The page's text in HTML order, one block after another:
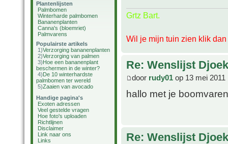
Plantenlijsten
Palmbomen
Winterharde palmbomen
Bananenplanten
Canna's (bloemriet)
Palmvarens
Populairste artikels
1)Verzorging bananenplanten
2)Verzorging van palmen
3)Hoe een bananenplant
beschermen in de winter?
4)De 10 winterhardste
palmbomen ter wereld
5)Zaaien van avocado
Handige pagina's
Exoten adressen
Veel gestelde vragen
Hoe foto's uploaden
Richtlijnen
Disclaimer
Link naar ons
Links
Grtz Bart.
Wil je mijn tuin zien klik dan
Re: Wenslijst
door rudy01 op 13 mei 2011
hallo met je
Re: Wenslijst